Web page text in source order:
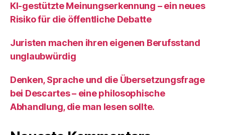
KI‑gestützte Meinungserkennung – ein neues
Risiko für die öffentliche Debatte
Juristen machen ihren eigenen Berufsstand
unglaubwürdig
Denken, Sprache und die Übersetzungsfrage
bei Descartes – eine philosophische
Abhandlung, die man lesen sollte.